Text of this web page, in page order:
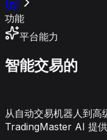
功能
平台能力
智能交易的
从自动交易机器人到高
TradingMaster AI 提